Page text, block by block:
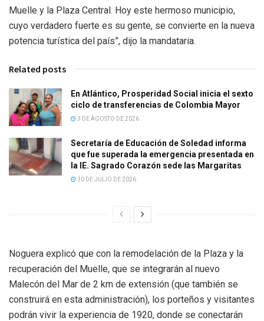
Muelle y la Plaza Central. Hoy este hermoso municipio,
cuyo verdadero fuerte es su gente, se convierte en la nueva
potencia turística del país”, dijo la mandataria.
Related posts
En Atlántico, Prosperidad Social inicia el sexto
ciclo de transferencias de Colombia Mayor
3 DE AGOSTO DE 2026
Secretaría de Educación de Soledad informa
que fue superada la emergencia presentada en
la IE. Sagrado Corazón sede las Margaritas
30 DE JULIO DE 2026
Noguera explicó que con la remodelación de la Plaza y la
recuperación del Muelle, que se integrarán al nuevo
Malecón del Mar de 2 km de extensión (que también se
construirá en esta administración), los porteños y visitantes
podrán vivir la experiencia de 1920, donde se conectarán